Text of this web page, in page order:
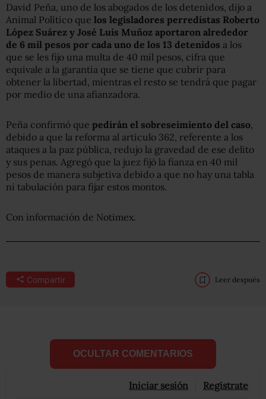
David Peña, uno de los abogados de los detenidos, dijo a
Animal Político que los legisladores perredistas Roberto
López Suárez y José Luis Muñoz aportaron alrededor
de 6 mil pesos por cada uno de los 13 detenidos a los
que se les fijo una multa de 40 mil pesos, cifra que
equivale a la garantía que se tiene que cubrir para
obtener la libertad, mientras el resto se tendrá que pagar
por medio de una afianzadora.
Peña confirmó que pedirán el sobreseimiento del caso
debido a que la reforma al artículo 362, referente a los
ataques a la paz pública, redujo la gravedad de ese delito
y sus penas. Agregó que la juez fijó la fianza en 40 mil
pesos de manera subjetiva debido a que no hay una tabla
ni tabulación para fijar estos montos.
Con información de Notimex.
Compartir Leer después
OCULTAR COMENTARIOS
Iniciar sesión Registrate